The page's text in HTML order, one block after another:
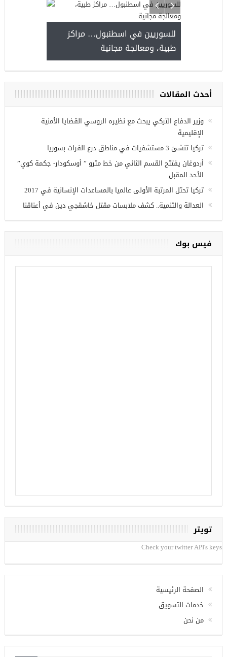
مجموعة فرص عمل للسوريين في
أحدث المقالات
وزير الدفاع التركي يبحث مع نظيره الروسي القضايا الأمنية
الإقليمية
تركيا تنشئ 3 مستشفيات في مناطق درع الفرات بسوريا
أردوغان يفتتح القسم الثاني من خط مترو ” أوسكودار- جكمة كوي”
الأحد المقبل
تركيا تحتل المرتبة الأولى عالميا بالمساعدات الإنسانية في 2017
العدالة والتنمية.. كشف ملابسات مقتل خاشقجي دين في أعناقنا
تويتر
Check your twitter API's keys
الصفحة الرئيسية
خدمات التسويق